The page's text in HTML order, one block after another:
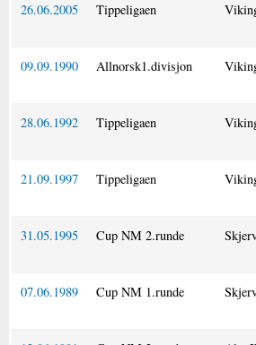
26.06.2005 Tippeligaen
09.09.1990 Allnorsk1.divisjon
28.06.1992 Tippeligaen
21.09.1997 Tippeligaen
31.05.1995 Cup NM 2.runde
07.06.1989 Cup NM 1.runde